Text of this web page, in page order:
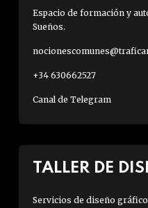
Espacio de formación y
Sueños.
+34 630662527
Canal de Telegram
TALLER DE
Servicios de diseño